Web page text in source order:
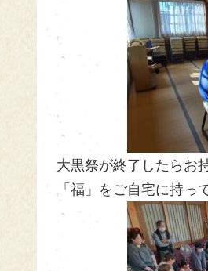
大黒祭が終了したらお
「福」をご自宅に持っ